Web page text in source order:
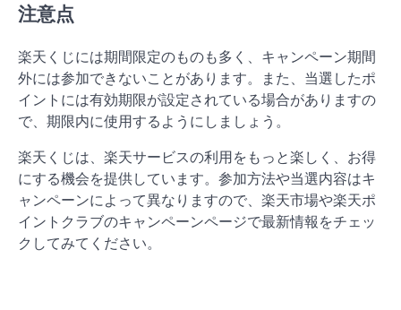
注意点
楽天くじには期間限定のものも多く、キャンペーン期間
外には参加できないことがあります。また、当選したポ
イントには有効期限が設定されている場合がありますの
で、期限内に使用するようにしましょう。
楽天くじは、楽天サービスの利用をもっと楽しく、お得
にする機会を提供しています。参加方法や当選内容はキ
ャンペーンによって異なりますので、楽天市場や楽天ポ
イントクラブのキャンペーンページで最新情報をチェッ
クしてみてください。